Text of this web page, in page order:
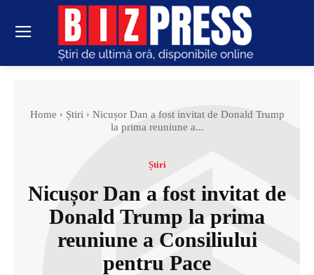
Home Știri
Nicușor Dan a fost invitat de Donald Trump
la prima reuniune a...
Știri
Nicușor Dan a fost invitat de
Donald Trump la prima
reuniune a Consiliului
pentru Pace